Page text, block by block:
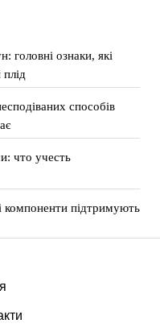
головні ознаки, які
способів
что учесть
компоненти підтримують